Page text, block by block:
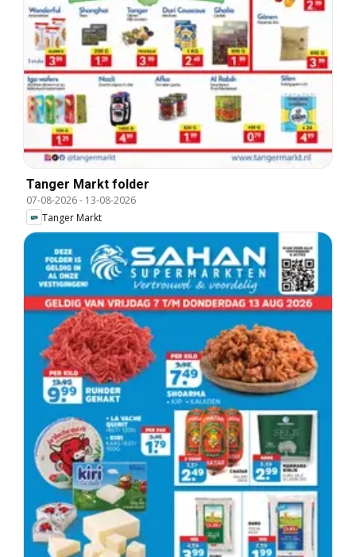
Tanger Markt folder
07-08-2026- 13-08-2026
Tanger Markt